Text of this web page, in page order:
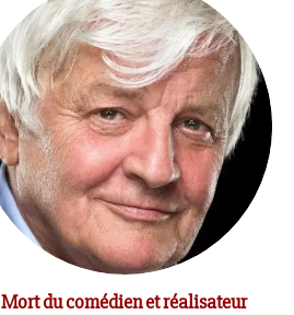
Mort du comédien et réalisateur